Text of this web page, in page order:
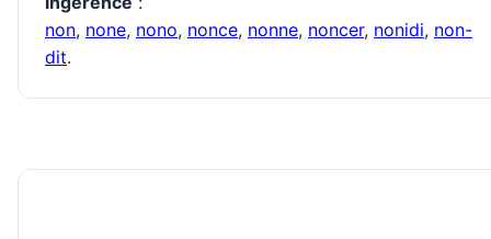
non, none, nono, nonce, nonne, noncer, nonidi, non-
dit.